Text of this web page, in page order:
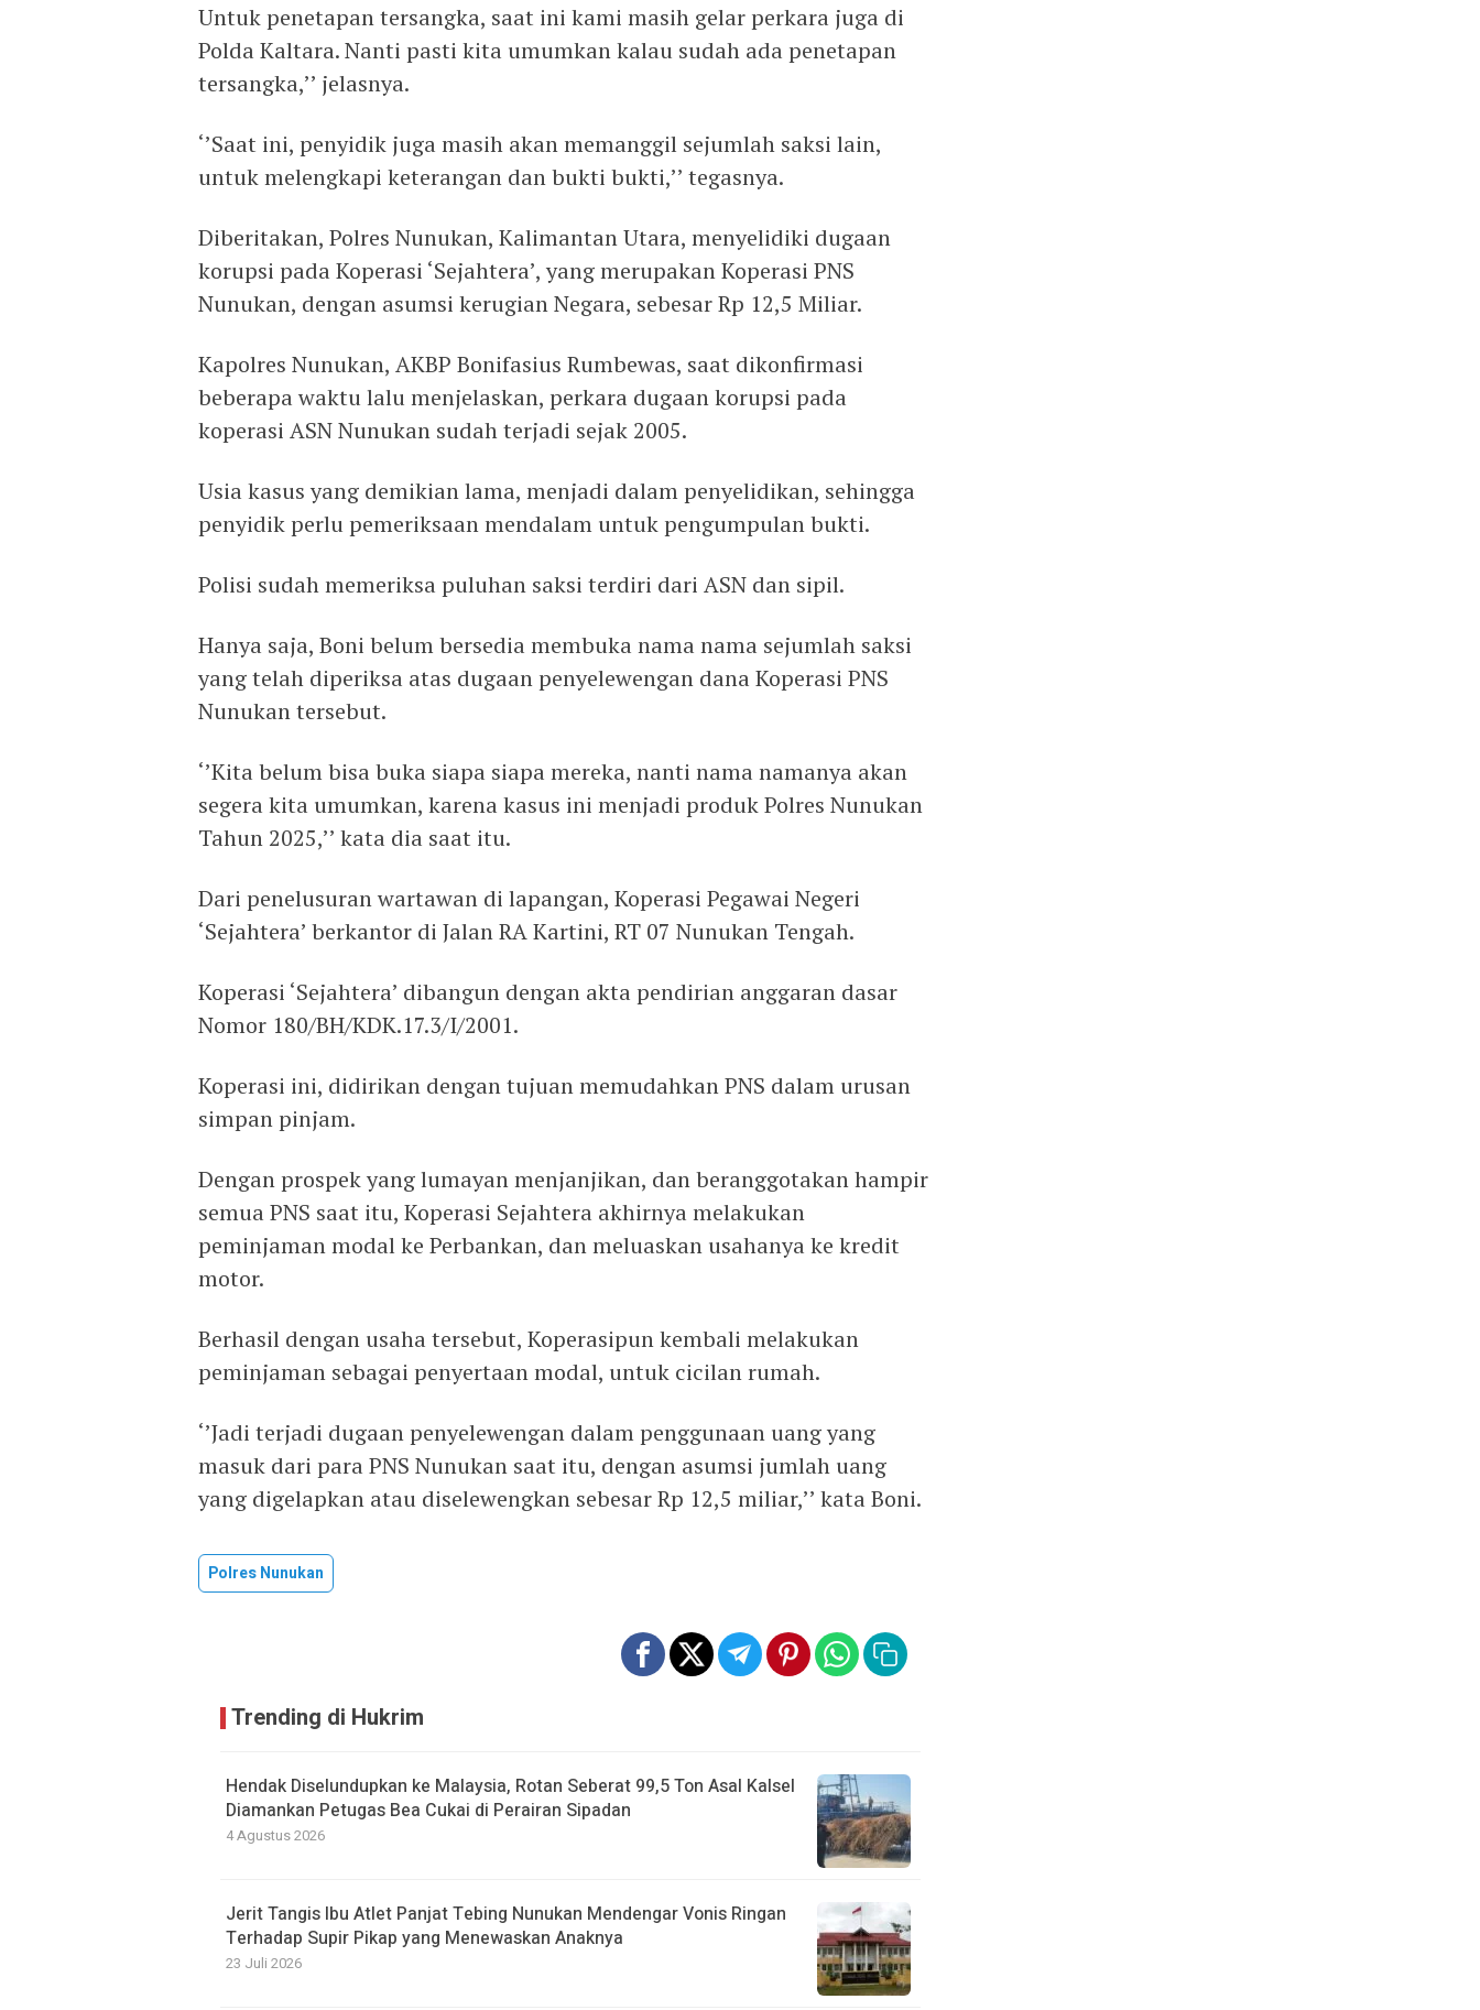
Untuk penetapan tersangka, saat ini kami masih gelar perkara juga di
Polda Kaltara. Nanti pasti kita umumkan kalau sudah ada penetapan
tersangka,’’ jelasnya.
‘’Saat ini, penyidik juga masih akan memanggil sejumlah saksi lain,
untuk melengkapi keterangan dan bukti bukti,’’ tegasnya.
Diberitakan, Polres Nunukan, Kalimantan Utara, menyelidiki dugaan
korupsi pada Koperasi ‘Sejahtera’, yang merupakan Koperasi PNS
Nunukan, dengan asumsi kerugian Negara, sebesar Rp 12,5 Miliar.
Kapolres Nunukan, AKBP Bonifasius Rumbewas, saat dikonfirmasi
beberapa waktu lalu menjelaskan, perkara dugaan korupsi pada
koperasi ASN Nunukan sudah terjadi sejak 2005.
Usia kasus yang demikian lama, menjadi dalam penyelidikan, sehingga
penyidik perlu pemeriksaan mendalam untuk pengumpulan bukti.
Polisi sudah memeriksa puluhan saksi terdiri dari ASN dan sipil.
Hanya saja, Boni belum bersedia membuka nama nama sejumlah saksi
yang telah diperiksa atas dugaan penyelewengan dana Koperasi PNS
Nunukan tersebut.
‘’Kita belum bisa buka siapa siapa mereka, nanti nama namanya akan
segera kita umumkan, karena kasus ini menjadi produk Polres Nunukan
Tahun 2025,’’ kata dia saat itu.
Dari penelusuran wartawan di lapangan, Koperasi Pegawai Negeri
‘Sejahtera’ berkantor di Jalan RA Kartini, RT 07 Nunukan Tengah.
Koperasi ‘Sejahtera’ dibangun dengan akta pendirian anggaran dasar
Nomor 180/BH/KDK.17.3/I/2001.
Koperasi ini, didirikan dengan tujuan memudahkan PNS dalam urusan
simpan pinjam.
Dengan prospek yang lumayan menjanjikan, dan beranggotakan hampir
semua PNS saat itu, Koperasi Sejahtera akhirnya melakukan
peminjaman modal ke Perbankan, dan meluaskan usahanya ke kredit
motor.
Berhasil dengan usaha tersebut, Koperasipun kembali melakukan
peminjaman sebagai penyertaan modal, untuk cicilan rumah.
‘’Jadi terjadi dugaan penyelewengan dalam penggunaan uang yang
masuk dari para PNS Nunukan saat itu, dengan asumsi jumlah uang
yang digelapkan atau diselewengkan sebesar Rp 12,5 miliar,’’ kata Boni.
Polres Nunukan
Trending di Hukrim
Hendak Diselundupkan ke Malaysia, Rotan Seberat 99,5 Ton Asal Kalsel
Diamankan Petugas Bea Cukai di Perairan Sipadan
4 Agustus 2026
Jerit Tangis Ibu Atlet Panjat Tebing Nunukan Mendengar Vonis Ringan
Terhadap Supir Pikap yang Menewaskan Anaknya
23 Juli 2026